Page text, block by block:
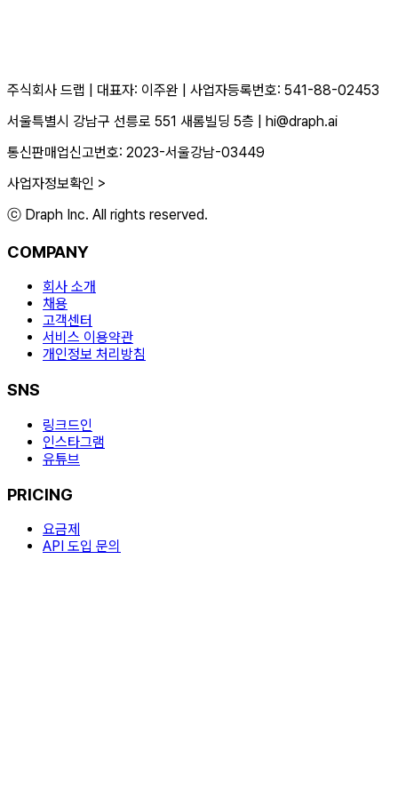
주식회사 드랩 대표자: 이주완
사업자등록번호: 541-88-02453
서울특별시 강남구 선릉로 551 새롬빌딩 5층
hi@draph.ai
통신판매업신고번호: 2023-서울강남-03449
사업자정보확인 >
ⓒ Draph Inc. All rights reserved.
COMPANY
회사 소개
채용
고객센터
서비스 이용약관
개인정보 처리방침
SNS
링크드인
인스타그램
유튜브
PRICING
요금제
API 도입 문의